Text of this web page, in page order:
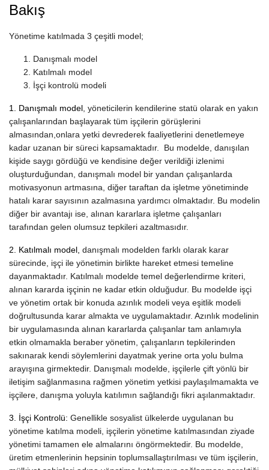
Bakış
Yönetime katılmada 3 çeşitli model;
Danışmalı model
Katılmalı model
İşçi kontrolü modeli
1. Danışmalı model , yöneticilerin kendilerine statü olarak en yakın
çalışanlarından başlayarak tüm işçilerin görüşlerini
almasından,onlara yetki devrederek faaliyetlerini denetlemeye
kadar uzanan bir süreci kapsamaktadır. Bu modelde, danışılan
kişide saygı gördüğü ve kendisine değer verildiği izlenimi
oluşturduğundan, danışmalı model bir yandan çalışanlarda
motivasyonun artmasına, diğer taraftan da işletme yönetiminde
hatalı karar sayısının azalmasına yardımcı olmaktadır. Bu modelin
diğer bir avantajı ise, alınan kararlara işletme çalışanları
tarafından gelen olumsuz tepkileri azaltmasıdır.
2. Katılmalı model, danışmalı modelden farklı olarak karar
sürecinde, işçi ile yönetimin birlikte hareket etmesi temeline
dayanmaktadır. Katılmalı modelde temel değerlendirme kriteri,
alınan kararda işçinin ne kadar etkin olduğudur. Bu modelde işçi
ve yönetim ortak bir konuda azınlık modeli veya eşitlik modeli
doğrultusunda karar almakta ve uygulamaktadır. Azınlık modelinin
bir uygulamasında alınan kararlarda çalışanlar tam anlamıyla
etkin olmamakla beraber yönetim, çalışanların tepkilerinden
sakınarak kendi söylemlerini dayatmak yerine orta yolu bulma
arayışına girmektedir. Danışmalı modelde, işçilerle çift yönlü bir
iletişim sağlanmasına rağmen yönetim yetkisi paylaşılmamakta ve
işçilere, danışma yoluyla katılımın sağlandığı fikri aşılanmaktadır.
3. İşçi Kontrolü: Genellikle sosyalist ülkelerde uygulanan bu
yönetime katılma modeli, işçilerin yönetime katılmasından ziyade
yönetimi tamamen ele almalarını öngörmektedir. Bu modelde,
üretim etmenlerinin hepsinin toplumsallaştırılması ve tüm işçilerin,